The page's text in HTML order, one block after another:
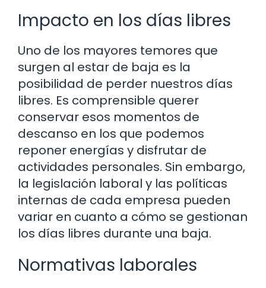
Impacto en los días libres
Uno de los mayores temores que
surgen al estar de baja es la
posibilidad de perder nuestros días
libres. Es comprensible querer
conservar esos momentos de
descanso en los que podemos
reponer energías y disfrutar de
actividades personales. Sin embargo,
la legislación laboral y las políticas
internas de cada empresa pueden
variar en cuanto a cómo se gestionan
los días libres durante una baja.
Normativas laborales